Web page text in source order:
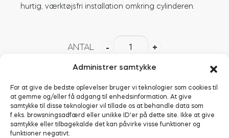
Administrer samtykke
For at give de bedste oplevelser bruger vi teknologier som cookies til
at gemme og/eller få adgang til enhedsinformation. At give
samtykke til disse teknologier vil tillade os at behandle data som
f.eks. browsningsadfærd eller unikke ID'er på dette site. Ikke at give
samtykke eller tilbagekalde det kan påvirke visse funktioner og
funktioner negativt.
BleBox Smart Relay-modul
Tedee GO2
hurtig, værktøjsfri installation omkring cylinderen.
ANTAL -
europæisk
(sølv)
antal
+
TILFØJ TIL KURV